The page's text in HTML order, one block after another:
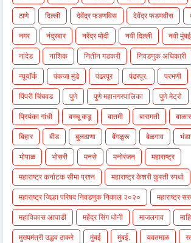
ठाणे
दिल्ली देवेंद्र फडणविस देवेंद्र फडणवीस
नगर
नंदुरबार नरेंद्र मोदी नवी दिल्ली नवी मुंबई
नांदेड
नाशिक नितीन गडकरी निवडणुक अधिकारी
न्यूयॉर्क
पंकजा मुंडे पंढरपूर पंढरपूर. परभणी
पिंपरी चिंचवड
पुणे पुणे महानगरपालिका पुणे मेट्रो
प्रियंका गांधी
बच्चू कडू बातमी बारामती
बिहार
बीड बुलढाणा बेंगळुरू बेळगाव
भोपाळ
भोसरी मनसे मनोरंजन
महाराष्ट्र
महाराष्ट्र कर्नाटक सीमा प्रश्न
महाराष्ट्र केशरी कुस्ती स्पर्धा
महाराष्ट्र जिल्हा परिषद निवडणुक निकाल २०२०
महाराष्ट्र
महाविकास आघाडी
महेंद्र सिंग धोनी माजलगाव
मुख्यमंत्री उद्धव ठाकरे
मुंबई मुंबई. यवतमाळ